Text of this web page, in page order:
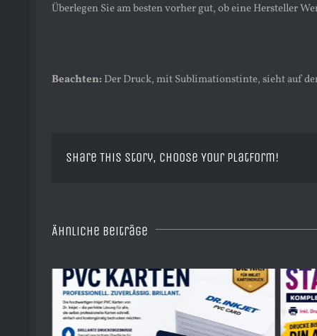
Überlegen Sie am besten vorher gut, ob eine Hersteller
Beachten:Der Druck, mit Sublimationstinte, sieht auf
Share This Story, Choose Your Platform!
Ähnliche Beiträge